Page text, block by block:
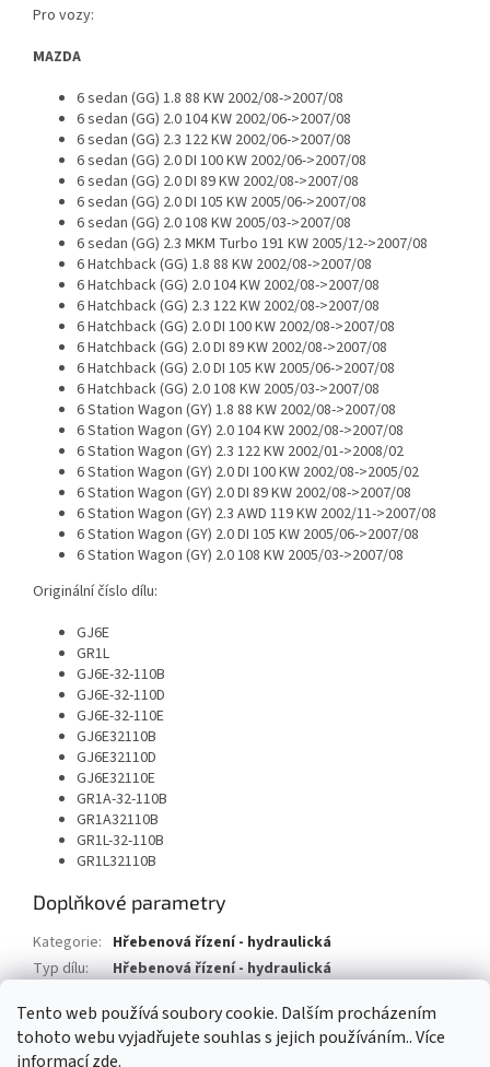
Tento web používá soubory cookie. Dalším procházením
tohoto webu vyjadřujete souhlas s jejich používáním.. Více
informacízde.
Pro vozy:
MAZDA
6 sedan (GG) 1.8 88 KW 2002/08->2007/08
6 sedan (GG) 2.0 104 KW 2002/06->2007/08
6 sedan (GG) 2.3 122 KW 2002/06->2007/08
6 sedan (GG) 2.0 DI 100 KW 2002/06->2007/08
6 sedan (GG) 2.0 DI 89 KW 2002/08->2007/08
6 sedan (GG) 2.0 DI 105 KW 2005/06->2007/08
6 sedan (GG) 2.0 108 KW 2005/03->2007/08
6 sedan (GG) 2.3 MKM Turbo 191 KW 2005/12->2007/08
6 Hatchback (GG) 1.8 88 KW 2002/08->2007/08
6 Hatchback (GG) 2.0 104 KW 2002/08->2007/08
6 Hatchback (GG) 2.3 122 KW 2002/08->2007/08
6 Hatchback (GG) 2.0 DI 100 KW 2002/08->2007/08
6 Hatchback (GG) 2.0 DI 89 KW 2002/08->2007/08
6 Hatchback (GG) 2.0 DI 105 KW 2005/06->2007/08
6 Hatchback (GG) 2.0 108 KW 2005/03->2007/08
6 Station Wagon (GY) 1.8 88 KW 2002/08->2007/08
6 Station Wagon (GY) 2.0 104 KW 2002/08->2007/08
6 Station Wagon (GY) 2.3 122 KW 2002/01->2008/02
6 Station Wagon (GY) 2.0 DI 100 KW 2002/08->2005/02
6 Station Wagon (GY) 2.0 DI 89 KW 2002/08->2007/08
6 Station Wagon (GY) 2.3 AWD 119 KW 2002/11->2007/08
6 Station Wagon (GY) 2.0 DI 105 KW 2005/06->2007/08
6 Station Wagon (GY) 2.0 108 KW 2005/03->2007/08
Originální číslo dílu:
GJ6E
GR1L
GJ6E-32-110B
GJ6E-32-110D
GJ6E-32-110E
GJ6E32110B
GJ6E32110D
GJ6E32110E
GR1A-32-110B
GR1A32110B
GR1L-32-110B
GR1L32110B
Doplňkové parametry
Kategorie: Hřebenová řízení - hydraulická
Typ dílu:
Hřebenová řízení - hydraulická